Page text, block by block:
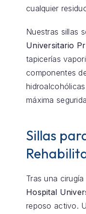
cualquier
Nuestras sillas
Universitario
tapicerías
componentes
máxima
Sillas
Tras una
Hospital
reposo activo.